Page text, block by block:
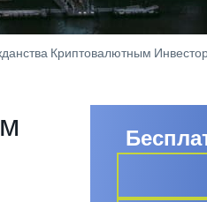
Криптовалютным